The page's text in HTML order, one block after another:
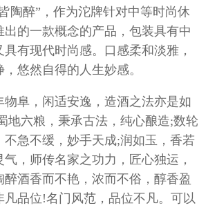
招标信
最新招
公司公
股票信
社会责
信息公
陶醉”，作为沱牌针对中等时尚休
出的一款概念的产品，包装具有中
有现代时尚感。口感柔和淡雅，
悠然自得的人生妙感。
物阜，闲适安逸，造酒之法亦是如
地六粮，秉承古法，纯心酿造;数轮
不急不缓，妙手天成;润如玉，香若
，师传名家之功力，匠心独运，
酒香而不艳，浓而不俗，醇香盈
凡品位!名门风范，品位不凡。可以